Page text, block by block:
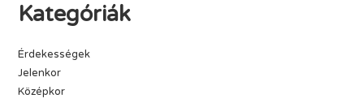
Kategóriák
Érdekességek
Jelenkor
Középkor